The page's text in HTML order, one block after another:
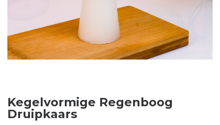
Kegelvormige Regenboog
Druipkaars